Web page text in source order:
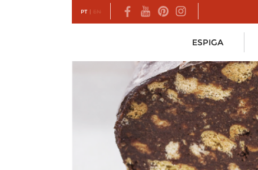
PT | EN
ESPIGA